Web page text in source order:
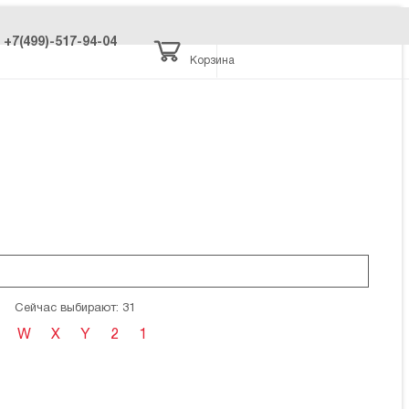
+7(499)-517-94-04
Корзина
Сейчас выбирают: 31
W X Y 2 1